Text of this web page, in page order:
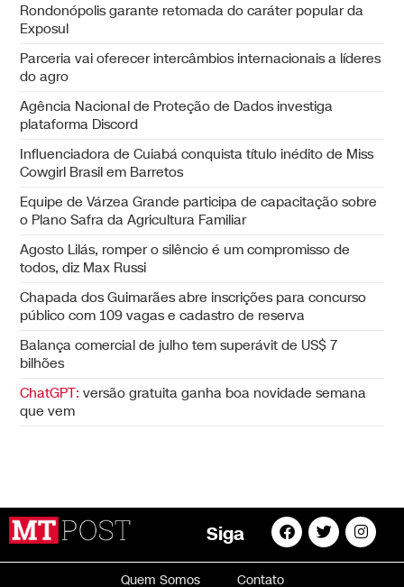
Rondonópolis garante retomada do caráter popular da
Exposul
Parceria vai oferecer intercâmbios internacionais a líderes
do agro
Agência Nacional de Proteção de Dados investiga
plataforma Discord
Influenciadora de Cuiabá conquista título inédito de Miss
Cowgirl Brasil em Barretos
Equipe de Várzea Grande participa de capacitação sobre
o Plano Safra da Agricultura Familiar
Agosto Lilás, romper o silêncio é um compromisso de
todos, diz Max Russi
Chapada dos Guimarães abre inscrições para concurso
público com 109 vagas e cadastro de reserva
Balança comercial de julho tem superávit de US$ 7
bilhões
ChatGPT: versão gratuita ganha boa novidade semana
que vem
Siga
Quem Somos Contato